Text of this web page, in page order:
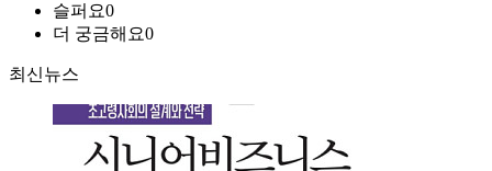
슬퍼요0
더 궁금해요0
최신뉴스